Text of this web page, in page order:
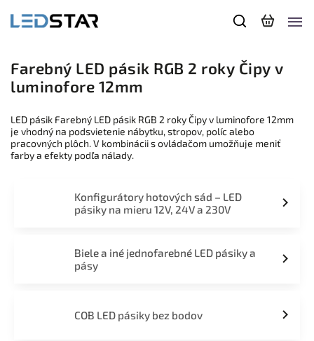
Farebný LED pásik RGB 2 roky Čipy v
luminofore 12mm
LED pásik Farebný LED pásik RGB 2 roky Čipy v luminofore 12mm
je vhodný na podsvietenie nábytku, stropov, políc alebo
pracovných plôch. V kombinácii s ovládačom umožňuje meniť
farby a efekty podľa nálady.
Konfigurátory hotových sád – LED
pásiky na mieru 12V, 24V a 230V
Biele a iné jednofarebné LED pásiky a
pásy
COB LED pásiky bez bodov